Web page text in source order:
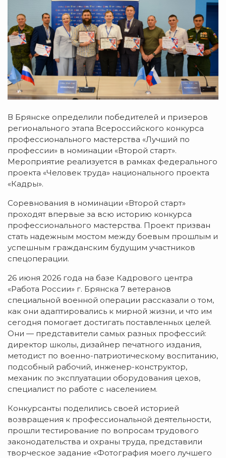
В Брянске определили победителей и призеров
регионального этапа Всероссийского конкурса
профессионального мастерства «Лучший по
профессии» в номинации «Второй старт».
Мероприятие реализуется в рамках федерального
проекта «Человек труда» национального проекта
«Кадры».
Соревнования в номинации «Второй старт»
проходят впервые за всю историю конкурса
профессионального мастерства. Проект призван
стать надежным мостом между боевым прошлым и
успешным гражданским будущим участников
спецоперации.
26 июня 2026 года на базе Кадрового центра
«Работа России» г. Брянска 7 ветеранов
специальной военной операции рассказали о том,
как они адаптировались к мирной жизни, и что им
сегодня помогает достигать поставленных целей.
Они — представители самых разных профессий:
директор школы, дизайнер печатного издания,
методист по военно-патриотическому воспитанию,
подсобный рабочий, инженер-конструктор,
механик по эксплуатации оборудования цехов,
специалист по работе с населением.
Конкурсанты поделились своей историей
возвращения к профессиональной деятельности,
прошли тестирование по вопросам трудового
законодательства и охраны труда, представили
творческое задание «Фотография моего лучшего